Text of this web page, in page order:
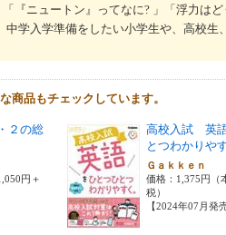
「『ニュートン』ってなに? 」「浮力は
学入学準備をしたい小学生や、高校生
商品もチェックしています。
２の総
円＋
高校入試 英
とつわかりや
Ｇａｋｋｅｎ
価格：1,375円（
税）
【2024年07月発売